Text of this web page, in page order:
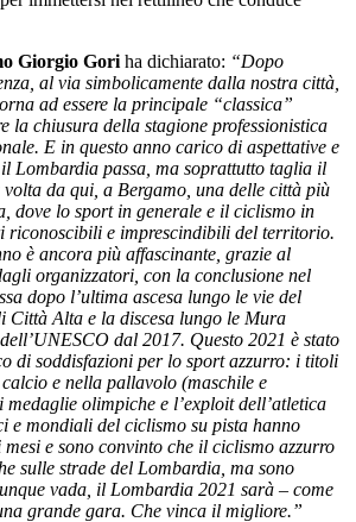
Giorgio Gori ha dichiarato: “Dopo
al via simbolicamente dalla nostra città,
ad essere la principale “classica”
la chiusura della stagione professionistica
E in questo anno carico di aspettative e
Lombardia passa, ma soprattutto taglia il
da qui, a Bergamo, una delle città più
dove lo sport in generale e il ciclismo in
riconoscibili e imprescindibili del territorio.
è ancora più affascinante, grazie al
organizzatori, con la conclusione nel
dopo l’ultima ascesa lungo le vie del
Città Alta e la discesa lungo le Mura
dal 2017. Questo 2021 è stato
di soddisfazioni per lo sport azzurro: i titoli
e nella pallavolo (maschile e
olimpiche e l’exploit dell’atletica
e mondiali del ciclismo su pista hanno
e sono convinto che il ciclismo azzurro
sulle strade del Lombardia, ma sono
vada, il Lombardia 2021 sarà – come
grande gara. Che vinca il migliore.”